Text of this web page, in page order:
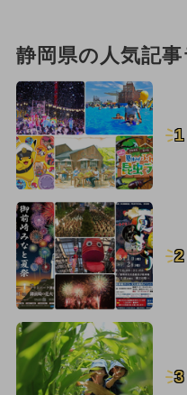
静岡県の人気記
1
2
3